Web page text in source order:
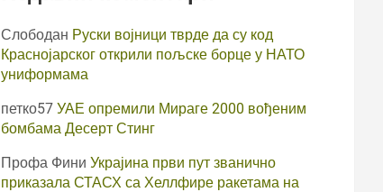
Слободан Руски војници тврде да су код
Краснојарског открили пољске борце у НАТО
униформама
петко57 УАЕ опремили Мираге 2000 вођеним
бомбама Десерт Стинг
Профа Фини Украјина први пут званично
приказала СТАСХ са Хеллфире ракетама на